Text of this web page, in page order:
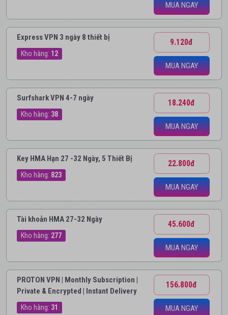
MUA NGAY
Express VPN 3 ngày 8 thiết bị
Kho hàng: 12
9.120đ
MUA NGAY
Surfshark VPN 4-7 ngày
Kho hàng: 38
18.240đ
MUA NGAY
Key HMA Hạn 27 -32 Ngày, 5 Thiết Bị
Kho hàng: 823
22.800đ
MUA NGAY
Tài khoản HMA 27-32 Ngày
Kho hàng: 277
45.600đ
MUA NGAY
PROTON VPN | Monthly Subscription |
Private & Encrypted | Instant Delivery
Kho hàng: 31
156.800đ
MUA NGAY